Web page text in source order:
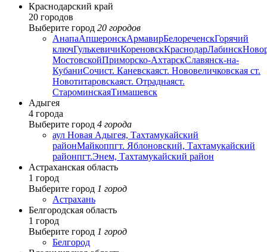
Краснодарский край
20 городов
Выберите город 20 городов
АнапаАпшеронскАрмавирБелореченскГорячий
ключГулькевичиКореновскКраснодарЛабинск
МостовскойПриморско-АхтарскСлавянск-на-
КубаниСочист. Каневскаяст. Нововеличковская ст.
Новотитаровскаяст. Отраднаяст.
СтароминскаяТимашевск
Адыгея
4 города
Выберите город 4 города
аул Новая Адыгея, Тахтамукайский
районМайкоппгт. Яблоновский, Тахтамукайский
районпгт.Энем, Тахтамукайский район
Астраханская область
1 город
Выберите город 1 город
Астрахань
Белгородская область
1 город
Выберите город 1 город
Белгород